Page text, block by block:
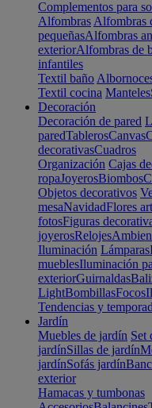
Complementos para
Alfombras Alfombras
pequeñasAlfombras
exteriorAlfombras de
infantiles
Textil baño
Textil cocina Manteles
Decoración
Decoración de pared
paredTablerosCanvas
decorativasCuadros
Organización Cajas
ropaJoyerosBiombos
Objetos decorativos
mesaNavidadFlores
fotosFiguras
joyerosRelojes
Iluminación Lámparas
mueblesIluminación
exteriorGuirnaldas
LightBombillasFocos
Tendencias y
Jardín
Muebles de jardín Set
jardínSillas de jardín
jardínSofás jardín
exterior
Hamacas y tumbonas